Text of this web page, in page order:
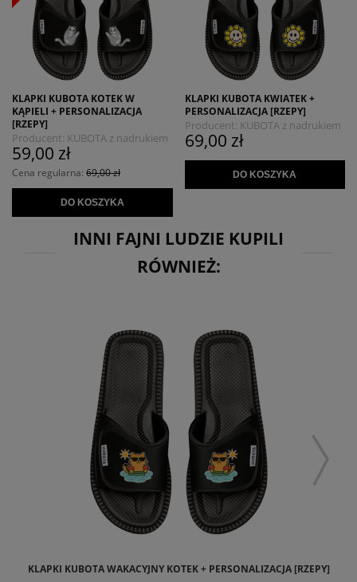
KLAPKI KUBOTA KOTEK W
KĄPIELI + PERSONALIZACJA
[RZEPY]
Producent: KUBOTA z nadrukiem
MYSZOJELEŃ
59,00 zł
Cena regularna: 69,00 zł
DO KOSZYKA
KLAPKI KUBOTA KWIATEK +
PERSONALIZACJA [RZEPY]
Producent: KUBOTA z nadrukiem
MYSZOJELEŃ
69,00 zł
DO KOSZYKA
INNI FAJNI LUDZIE KUPILI
RÓWNIEŻ:
KLAPKI KUBOTA WAKACYJNY KOTEK + PERSONALIZACJA [RZEPY]